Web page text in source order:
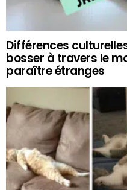
Différences
bosser à travers le
paraître étranges